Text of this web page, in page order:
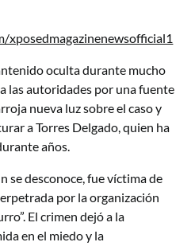
xposedmagazinenewsofficial1
oculta durante mucho
las autoridades por una fuente
nueva luz sobre el caso y
a Torres Delgado, quien ha
años.
se desconoce, fue víctima de
por la organización
El crimen dejó a la
en el miedo y la